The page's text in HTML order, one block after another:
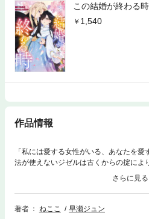
この結婚が終わる
1,540
作品情報
「私には愛する女性がいる、あなたを
法が使えないジゼルは古くからの掟によ
る公爵家のロランと結婚した。しかし、
トがいる。慣習により定められた婚姻期
るが私に何も期待しないでくれ」ロラン
女の恋路を邪魔する『悪女』だと罵られ
著者 ねここ
早瀬ジュン